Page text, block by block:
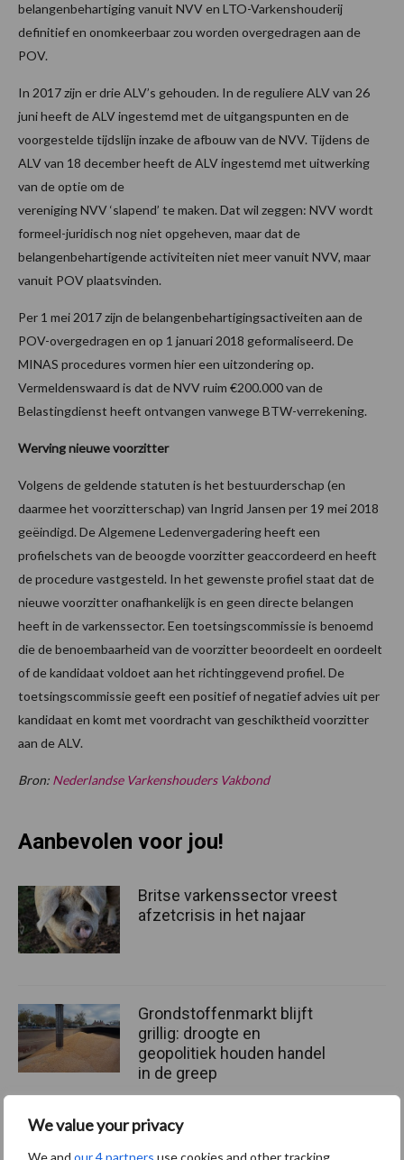
We value your privacy
We and our 4 partners use cookies and other tracking
belangenbehartiging vanuit NVV en LTO-Varkenshouderij
definitief en onomkeerbaar zou worden overgedragen aan de
POV.
In 2017 zijn er drie ALV’s gehouden. In de reguliere ALV van 26
juni heeft de ALV ingestemd met de uitgangspunten en de
voorgestelde tijdslijn inzake de afbouw van de NVV. Tijdens de
ALV van 18 december heeft de ALV ingestemd met uitwerking
van de optie om de
vereniging NVV ‘slapend’ te maken. Dat wil zeggen: NVV wordt
formeel-juridisch nog niet opgeheven, maar dat de
belangenbehartigende activiteiten niet meer vanuit NVV, maar
vanuit POV plaatsvinden.
Per 1 mei 2017 zijn de belangenbehartigingsactiveiten aan de
POV-overgedragen en op 1 januari 2018 geformaliseerd. De
MINAS procedures vormen hier een uitzondering op.
Vermeldenswaard is dat de NVV ruim €200.000 van de
Belastingdienst heeft ontvangen vanwege BTW-verrekening.
Werving nieuwe voorzitter
Volgens de geldende statuten is het bestuurderschap (en
daarmee het voorzitterschap) van Ingrid Jansen per 19 mei 2018
geëindigd. De Algemene Ledenvergadering heeft een
profielschets van de beoogde voorzitter geaccordeerd en heeft
de procedure vastgesteld. In het gewenste profiel staat dat de
nieuwe voorzitter onafhankelijk is en geen directe belangen
heeft in de varkenssector. Een toetsingscommissie is benoemd
die de benoembaarheid van de voorzitter beoordeelt en oordeelt
of de kandidaat voldoet aan het richtinggevend profiel. De
toetsingscommissie geeft een positief of negatief advies uit per
kandidaat en komt met voordracht van geschiktheid voorzitter
aan de ALV.
Bron: Nederlandse Varkenshouders Vakbond
Aanbevolen voor jou!
Britse varkenssector vreest
afzetcrisis in het najaar
Grondstoffenmarkt blijft
grillig: droogte en
geopolitiek houden handel
in de greep
“Vraag naar praktische
hygieneoplossingen is in